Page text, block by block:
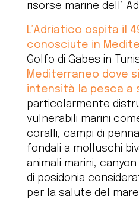
risorse marine dell’
L’Adriatico ospita il
conosciute in
Golfo di Gabes in
Mediterraneo dove
intensità la pesca a
particolarmente
vulnerabili marini
coralli, campi di
fondali a molluschi
animali marini,
di posidonia
per la salute del